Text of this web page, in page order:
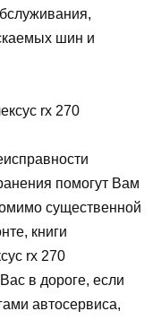
шин и
помогут Вам
существенной
книги
rx 270
в дороге, если
автосервиса,